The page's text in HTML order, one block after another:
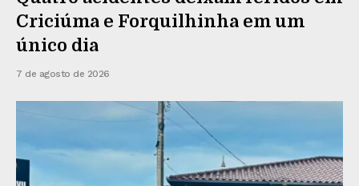
Criciúma e Forquilhinha em um
único dia
7 de agosto de 2026